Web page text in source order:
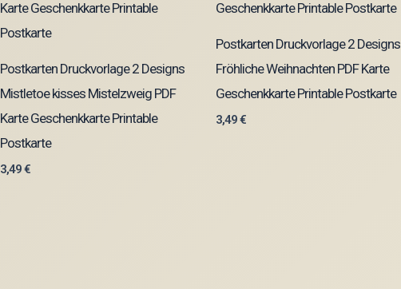
Postkarten Druckvorlage 2 Designs
Mistletoe kisses Mistelzweig PDF
Karte Geschenkkarte Printable
Postkarte
3,49€
Postkarten Druckvorlage 2 Designs
Fröhliche Weihnachten PDF Karte
Geschenkkarte Printable Postkarte
3,49€